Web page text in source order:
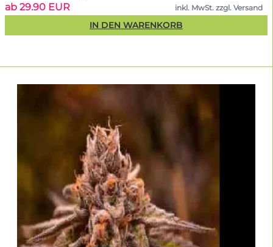
ab 29.90 EUR inkl. MwSt. zzgl. Versand
IN DEN WARENKORB